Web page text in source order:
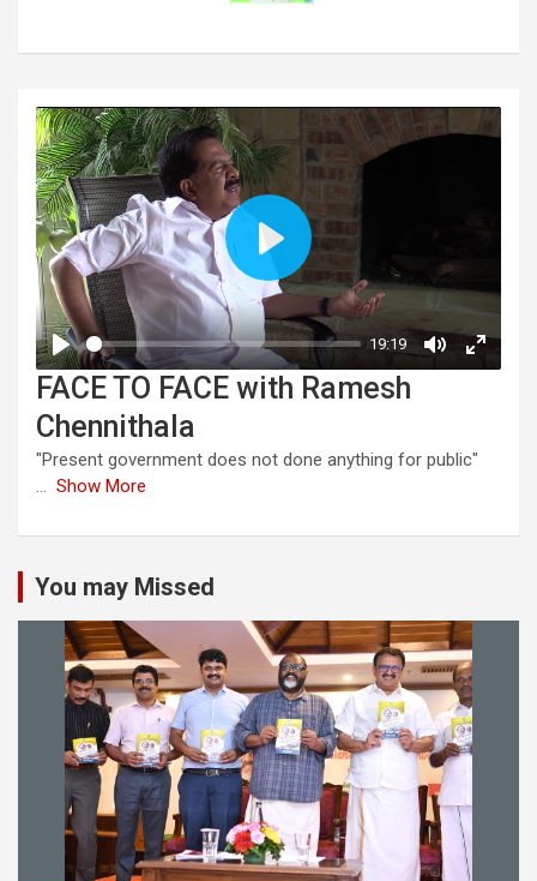
FACE TO FACE with Ramesh
Chennithala
"Present government does not done anything for public"
... Show More
You may Missed